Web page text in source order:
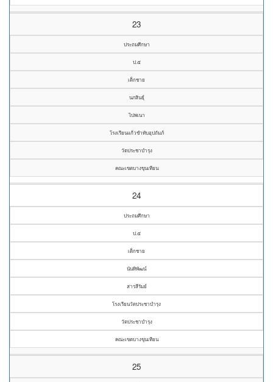
23
ประถมศึกษา
ป.๕
เด็กชาย
นภสินธุ์
ไปพเนา
โรงเรียนแก้วขำทับอุปถัมภ์
วัดประชาบำรุง
คณะเขตบางขุนเทียน
24
ประถมศึกษา
ป.๕
เด็กชาย
นันทิพัฒน์
สารสีรัมย์
โรงเรียนวัดประชาบำรุง
วัดประชาบำรุง
คณะเขตบางขุนเทียน
25